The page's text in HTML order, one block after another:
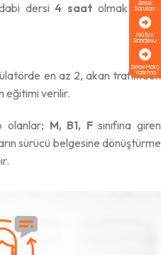
dersi4 saat olmak üzere
en az 2, akan trafikteen
eğitimi verilir.
olanlar; M, B1, Fsınıfına giren
sürücü belgesine dönüştürme
Sınav
Soruları
Nüfus
Randevu
Sınav Harç
Yatırma